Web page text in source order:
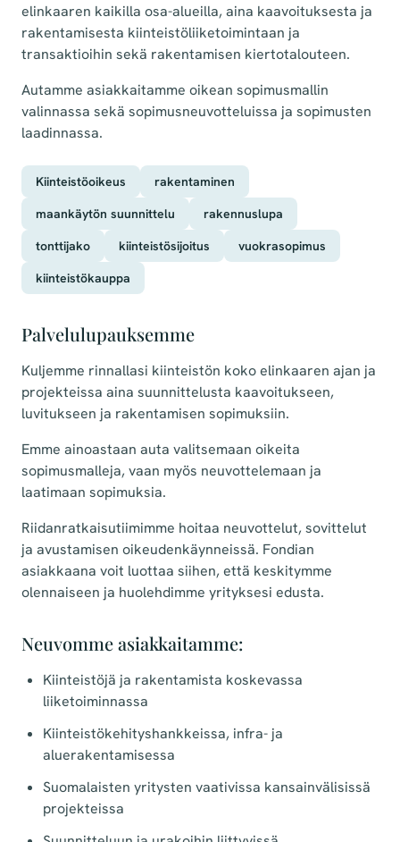
elinkaaren kaikilla osa-alueilla, aina kaavoituksesta ja
rakentamisesta kiinteistöliiketoimintaan ja
transaktioihin sekä rakentamisen kiertotalouteen.
Autamme asiakkaitamme oikean sopimusmallin
valinnassa sekä sopimusneuvotteluissa ja sopimusten
laadinnassa.
Kiinteistöoikeus
rakentaminen
maankäytön suunnittelu
rakennuslupa
tonttijako
kiinteistösijoitus
vuokrasopimus
kiinteistökauppa
Palvelulupauksemme
Kuljemme rinnallasi kiinteistön koko elinkaaren ajan ja
projekteissa aina suunnittelusta kaavoitukseen,
luvitukseen ja rakentamisen sopimuksiin.
Emme ainoastaan auta valitsemaan oikeita
sopimusmalleja, vaan myös neuvottelemaan ja
laatimaan sopimuksia.
Riidanratkaisutiimimme hoitaa neuvottelut, sovittelut
ja avustamisen oikeudenkäynneissä. Fondian
asiakkaana voit luottaa siihen, että keskitymme
olennaiseen ja huolehdimme yrityksesi edusta.
Neuvomme asiakkaitamme:
Kiinteistöjä ja rakentamista koskevassa
liiketoiminnassa
Kiinteistökehityshankkeissa, infra- ja
aluerakentamisessa
Suomalaisten yritysten vaativissa kansainvälisissä
projekteissa